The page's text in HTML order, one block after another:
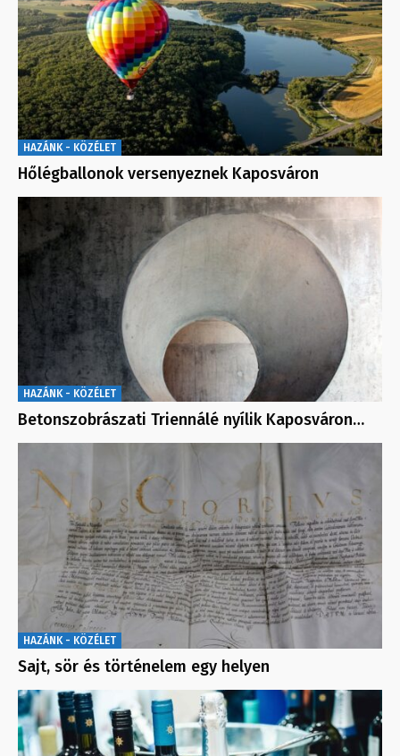
HAZÁNK - KÖZÉLET
Hőlégballonok versenyeznek Kaposváron
HAZÁNK - KÖZÉLET
Betonszobrászati Triennálé nyílik Kaposváron…
HAZÁNK - KÖZÉLET
Sajt, sör és történelem egy helyen